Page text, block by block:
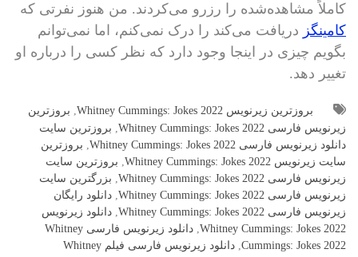
کاملاً مشاهده‌شده را رزرو می‌کردند. من هنوز نفرتی که
کامینگز دریافت می‌کند را درک نمی‌کنم، اما نمی‌توانم
بگویم چیزی در اینجا وجود دارد که نظر کسی را درباره او
تغییر دهد.
بروزترین زیرنویس Whitney Cummings: Jokes 2022 , بروزترین
زیرنویس فارسی Whitney Cummings: Jokes 2022
, بروزترین سایت
دانلود زیرنویس فارسی Whitney Cummings: Jokes 2022
, بروزترین
سایت زیرنویس Whitney Cummings: Jokes 2022
, بروزترین سایت
زیرنویس فارسی Whitney Cummings: Jokes 2022
, بزرگترین سایت
زیرنویس فارسی Whitney Cummings: Jokes 2022
, دانلود رایگان
زیرنویس فارسی Whitney Cummings: Jokes 2022
, دانلود زیرنویس
Whitney Cummings: Jokes 2022
,
دانلود زیرنویس فارسی Whitney
Cummings: Jokes 2022
,
دانلود زیرنویس فارسی فیلم Whitney